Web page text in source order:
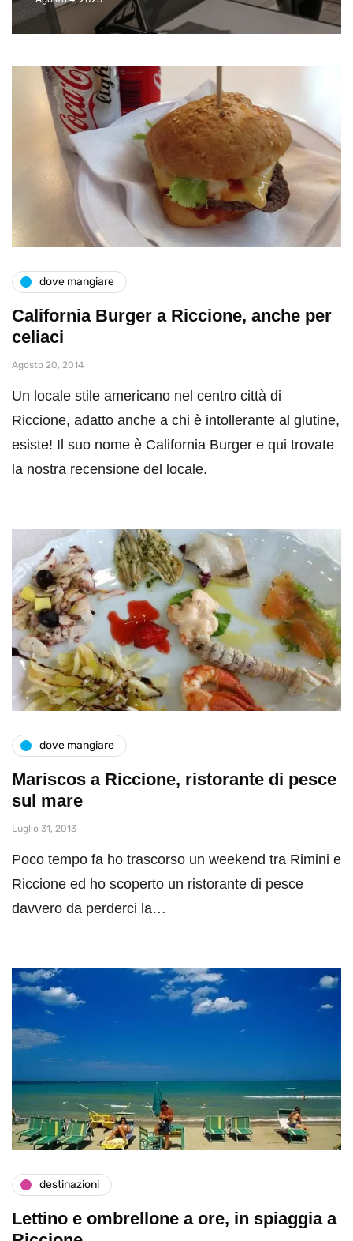
dove mangiare
California Burger a Riccione, anche per
celiaci
Agosto 20, 2014
Un locale stile americano nel centro città di
Riccione, adatto anche a chi è intollerante al glutine,
esiste! Il suo nome è California Burger e qui trovate
la nostra recensione del locale.
dove mangiare
Mariscos a Riccione, ristorante di pesce
sul mare
Luglio 31, 2013
Poco tempo fa ho trascorso un weekend tra Rimini e
Riccione ed ho scoperto un ristorante di pesce
davvero da perderci la…
destinazioni
Lettino e ombrellone a ore, in spiaggia a